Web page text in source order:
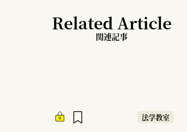
Related Article
関連記事
法学教室